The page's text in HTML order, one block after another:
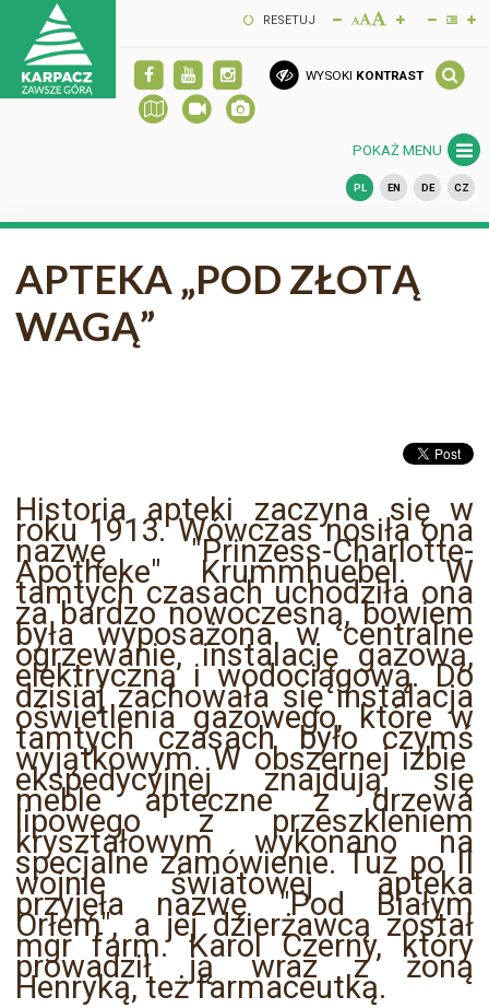
RESETUJ
WYSOKI KONTRAST
POKAŻ MENU
PL EN DE CZ
APTEKA „POD ZŁOTĄ
WAGĄ”
Historia apteki zaczyna się w
roku 1913. Wówczas nosiła ona
nazwę "Prinzess-Charlotte-
Apotheke" Krummhuebel. W
tamtych czasach uchodziła ona
za bardzo nowoczesną, bowiem
była wyposażona w centralne
ogrzewanie, instalację gazową,
elektryczną i wodociągową. Do
dzisiaj zachowała się instalacja
oświetlenia gazowego, które w
tamtych czasach było czymś
wyjątkowym. W obszernej izbie
ekspedycyjnej znajdują się
meble apteczne z drzewa
lipowego z przeszkleniem
kryształowym wykonano na
specjalne zamówienie. Tuż po II
wojnie światowej apteka
przyjęła nazwę "Pod Białym
Orłem", a jej dzierżawcą został
mgr farm. Karol Czerny, który
prowadził ją wraz z żoną
Henryką, też farmaceutką.